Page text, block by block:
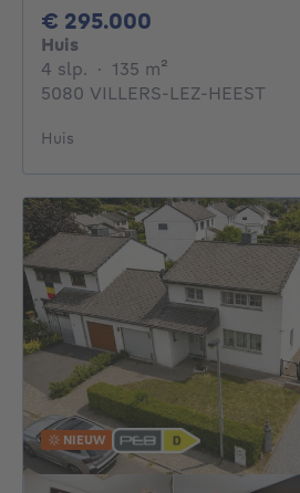
€ 295.000
Huis
4 slp. 4 slaapkamers
· 135 m²
5080 VILLERS-LEZ-HEEST
Huis
NIEUW